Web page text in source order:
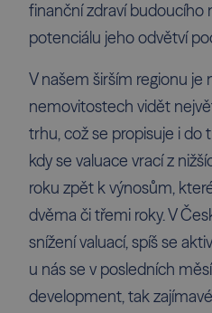
finanční zdraví budoucího
potenciálu jeho odvětví
V našem širším regionu je
nemovitostech vidět
trhu, což se propisuje i do
kdy se valuace vrací z
roku zpět k výnosům,
dvěma či třemi roky. V
snížení valuací, spíš se
u nás se v posledních
development, tak